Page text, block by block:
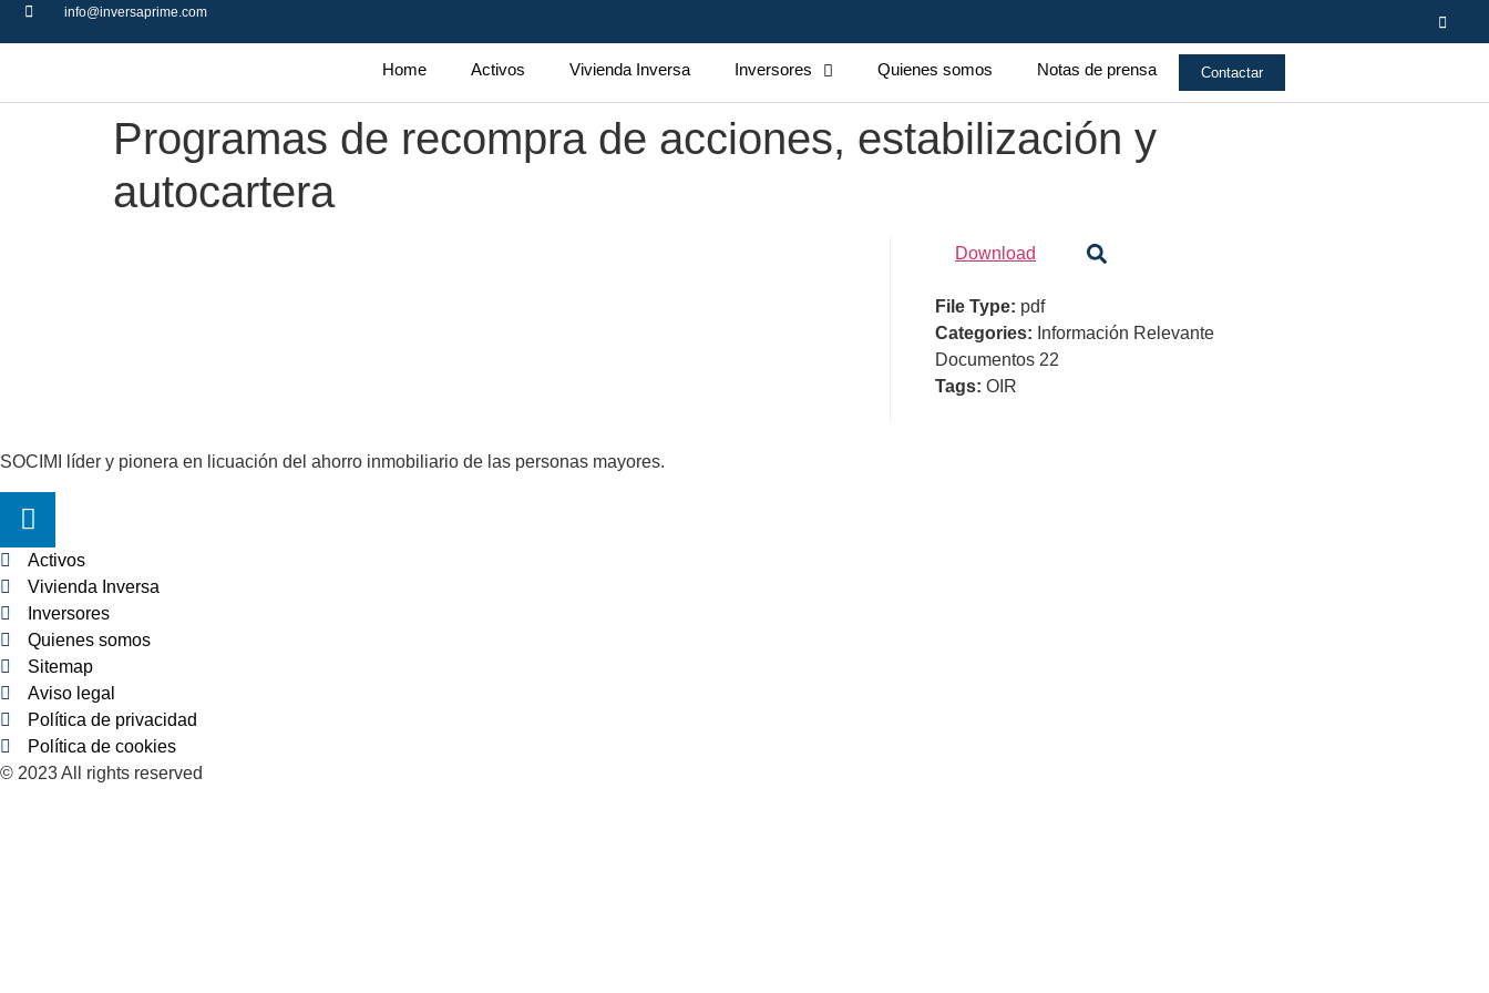
info@inversaprime.com
Home Activos Vivienda Inversa Inversores Quienes somos Notas de prensa Contactar
Programas de recompra de acciones, estabilización y
autocartera
Download
File Type: pdf
Categories: Información Relevante
Documentos 22
Tags: OIR
SOCIMI líder y pionera en licuación del ahorro inmobiliario de las personas mayores.
Activos
Vivienda Inversa
Inversores
Quienes somos
Sitemap
Aviso legal
Política de privacidad
Política de cookies
© 2023 All rights reserved​